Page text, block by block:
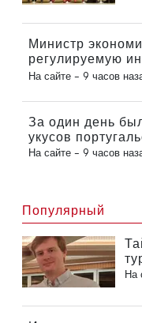
Министр
регулируемую
иммигрантам
На сайте - 9 часов
За один день
укусов
На сайте - 9 часов
Популярный
На